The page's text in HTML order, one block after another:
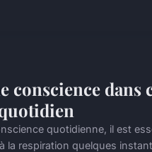
conscience
quotidienne, il est
la respiration quelques